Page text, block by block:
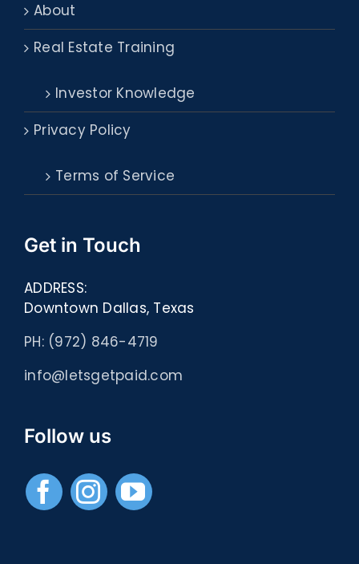
About
Real Estate Training
Investor Knowledge
Privacy Policy
Terms of Service
Get in Touch
ADDRESS:
Downtown Dallas, Texas
PH: (972) 846-4719
info@letsgetpaid.com
Follow us